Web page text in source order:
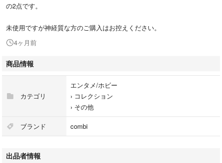
の2点です。
未使用ですが神経質な方のご購入はお控えください。
4ヶ月前
商品情報
カテゴリ
エンタメ/ホビー
› コレクション
› その他
ブランド combi
出品者情報